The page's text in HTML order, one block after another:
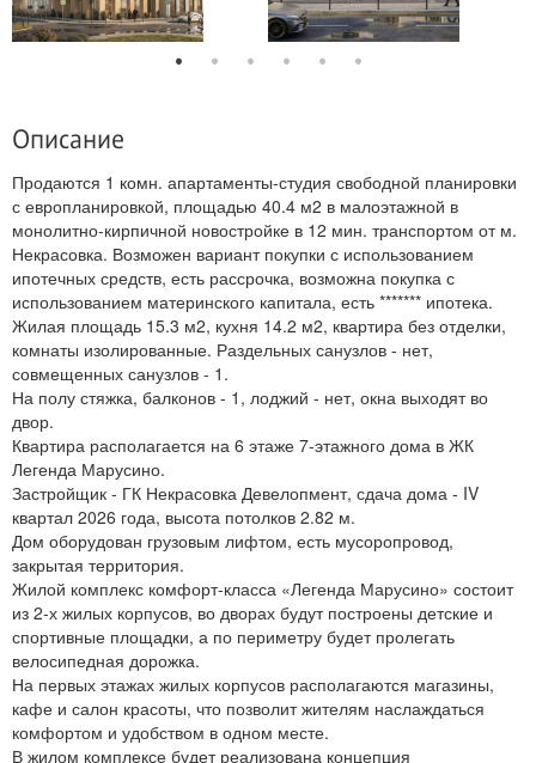
Описание
Продаются 1 комн. апартаменты-студия свободной планировки
с европланировкой, площадью 40.4 м2 в малоэтажной в
монолитно-кирпичной новостройке в 12 мин. транспортом от м.
Некрасовка. Возможен вариант покупки с использованием
ипотечных средств, есть рассрочка, возможна покупка с
использованием материнского капитала, есть ******* ипотека.
Жилая площадь 15.3 м2, кухня 14.2 м2, квартира без отделки,
комнаты изолированные. Раздельных санузлов - нет,
совмещенных санузлов - 1.
На полу стяжка, балконов - 1, лоджий - нет, окна выходят во
двор.
Квартира располагается на 6 этаже 7-этажного дома в ЖК
Легенда Марусино.
Застройщик - ГК Некрасовка Девелопмент, сдача дома - IV
квартал 2026 года, высота потолков 2.82 м.
Дом оборудован грузовым лифтом, есть мусоропровод,
закрытая территория.
Жилой комплекс комфорт-класса «Легенда Марусино» состоит
из 2-х жилых корпусов, во дворах будут построены детские и
спортивные площадки, а по периметру будет пролегать
велосипедная дорожка.
На первых этажах жилых корпусов располагаются магазины,
кафе и салон красоты, что позволит жителям наслаждаться
комфортом и удобством в одном месте.
В жилом комплексе будет реализована концепция